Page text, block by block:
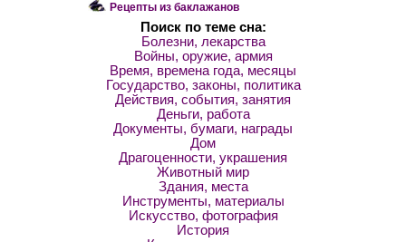
Рецепты из баклажанов
Поиск по теме сна:
Болезни, лекарства
Войны, оружие, армия
Время, времена года, месяцы
Государство, законы, политика
Действия, события, занятия
Деньги, работа
Документы, бумаги, награды
Дом
Драгоценности, украшения
Животный мир
Здания, места
Инструменты, материалы
Искусство, фотография
История